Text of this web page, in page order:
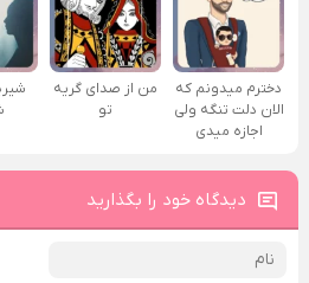
دخترم میدونم که
الان دلت تنگه ولی
اجازه میدی
من از صدای گريه
تو
دیدگاه خود را بگذارید